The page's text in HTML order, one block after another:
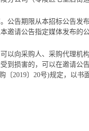
公告期限从本招标公告发
邀请公告指定媒体发布的
以向采购人、采购代理机
到损害的，可以在邀请公
2019〕20号)规定，以书